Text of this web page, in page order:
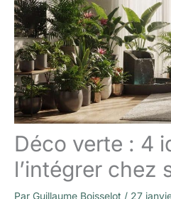
Déco verte : 4
l’intégrer chez
Par Guillaume Boisselot / 27